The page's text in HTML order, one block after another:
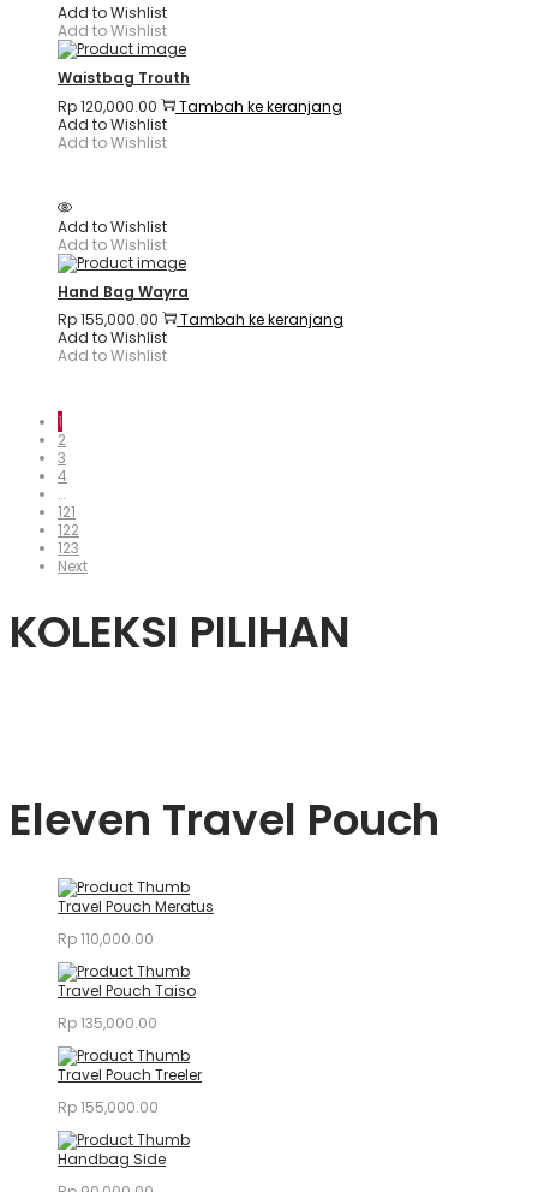
Add to Wishlist
Add to Wishlist
Waistbag Trouth
Rp120,000.00
Tambah ke keranjang
Add to Wishlist
Add to Wishlist
Add to Wishlist
Add to Wishlist
Hand Bag Wayra
Rp155,000.00
Tambah ke keranjang
Add to Wishlist
Add to Wishlist
1
2
3
4
…
121
122
123
Next
KOLEKSI PILIHAN
Eleven Travel Pouch
Travel Pouch Meratus
Rp110,000.00
Travel Pouch Taiso
Rp135,000.00
Travel Pouch Treeler
Rp155,000.00
Handbag Side